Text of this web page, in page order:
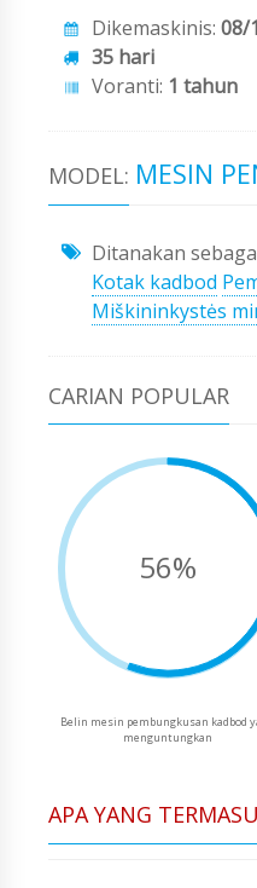
Dikemaskinis: 08/
35 hari
Voranti: 1 tahun
MODEL: MESIN
Ditanakan
Kotak kadbod
Miškininkystės
CARIAN POPULAR
56%
Belin mesin pembungkusan kadbod
menguntungkan
APA YANG